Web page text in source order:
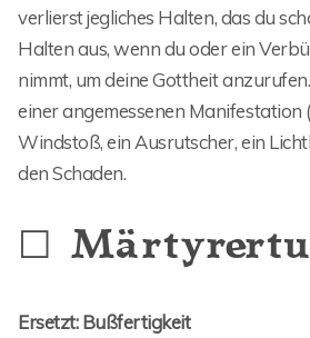
verlierst jegliches Halten, das du
Halten aus, wenn du oder ein
nimmt, um deine Gottheit
einer angemessenen Manifestation
Windstoß, ein Ausrutscher, ein
den Schaden.
☐
Ersetzt: Bußfertigkeit